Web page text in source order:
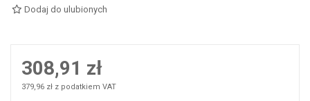
Dodaj do ulubionych
308,91 zł
379,96 zł z podatkiem VAT